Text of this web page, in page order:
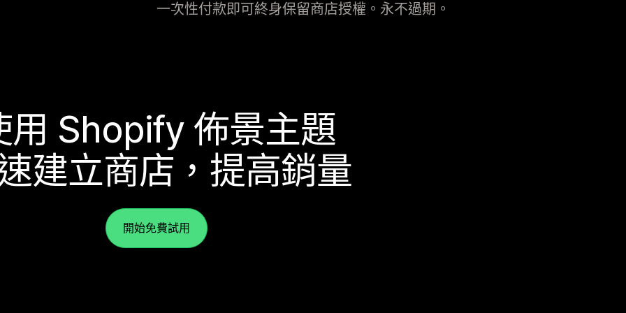
一次性付款即可終身保留商店授權。永不過期。
用 Shopify 佈景主題
建立商店，提高銷量
開始免費試用